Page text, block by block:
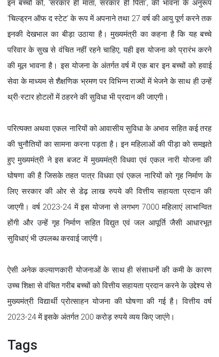
इन बच्चों को, ‘सरकार ही माता, सरकार ही पिता’, की भावना के अनुरूप
‘चिल्ड्रन ऑफ द स्टेट’ के रूप में अपनाने तथा 27 वर्ष की आयु पूर्ण करने तक
इनकी देखभाल का बीड़ा उठाया है। मुख्यमंत्री का कहना है कि यह बच्चे
परिवार के सुख से वंचित नहीं रहने चाहिए, यही इस योजना को प्रारंभ करने
की मूल भावना है। इस योजना के अंतर्गत वर्ष में एक बार इन बच्चों को हवाई
सेवा के माध्यम से शैक्षणिक भ्रमण पर विभिन्न राज्यों में भेजने के साथ ही उन्हें
थ्री-स्टार होटलों में ठहरने की सुविधा भी प्रदान की जाएगी।
परित्यक्त अथवा एकल नारियों को आवासीय सुविधा के अभाव सहित कई तरह
की चुनौतियों का सामना करना पड़ता है। इन महिलाओं की पीड़ा को समझते
हुए मुख्यमंत्री ने इस बजट में मुख्यमंत्री विधवा एवं एकल नारी योजना की
घोषणा की है जिसके तहत पात्र विधवा एवं एकल नारियों को गृह निर्माण के
लिए सरकार की ओर से डेढ़ लाख रुपये की वित्तीय सहायता प्रदान की
जाएगी। वर्ष 2023-24 में इस योजना से लगभग 7000 महिलाएं लाभान्वित
होंगी और उन्हें गृह निर्माण सहित विद्युत एवं जल आपूर्ति जैसी आधारभूत
सुविधाएं भी उपलब्ध करवाई जाएंगी।
ऐसी अनेक कल्याणकारी योजनाओं के साथ ही संसाधनों की कमी के कारण
उच्च शिक्षा से वंचित गरीब बच्चों को वित्तीय सहायता प्रदान करने के उद्देश्य से
मुख्यमंत्री विद्यार्थी प्रोत्साहन योजना की घोषणा की गई है। वित्तीय वर्ष
2023-24 में इसके अंतर्गत 200 करोड़ रुपये व्यय किए जाएंगे।
Tags